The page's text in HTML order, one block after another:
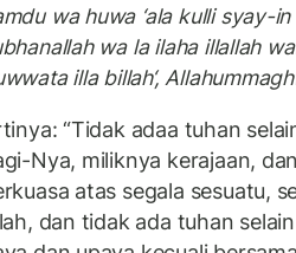
wa huwa ‘ala kulli syay-
wa la ilaha illallah
illa billah‘,
“Tidak adaa tuhan
Nya, miliknya kerajaan,
atas segala sesuatu,
dan tidak ada tuhan